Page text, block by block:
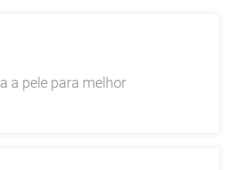
a pele para melhor